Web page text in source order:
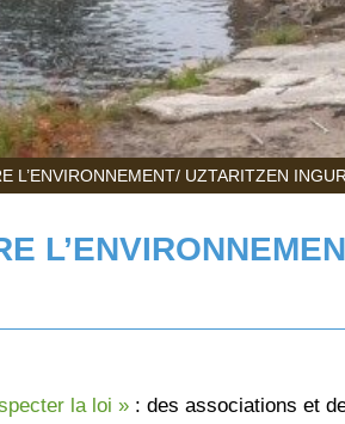
UZTARITZEN
la loi » : des associations et